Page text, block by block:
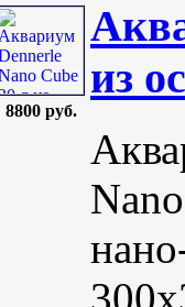
8800 руб.
из